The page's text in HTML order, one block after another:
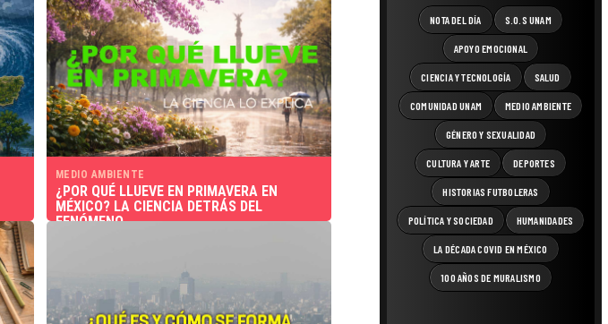
NOTA DEL DÍA S.O.S UNAM
APOYO EMOCIONAL
CIENCIA Y TECNOLOGÍA SALUD
COMUNIDAD UNAM MEDIO AMBIENTE
GÉNERO Y SEXUALIDAD
CULTURA Y ARTE DEPORTES
HISTORIAS FUTBOLERAS
POLÍTICA Y SOCIEDAD HUMANIDADES
LA DÉCADA COVID EN MÉXICO
100 AÑOS DE MURALISMO
MEDIO AMBIENTE
¿POR QUÉ LLUEVE EN PRIMAVERA EN
MÉXICO? LA CIENCIA DETRÁS DEL
FENÓMENO